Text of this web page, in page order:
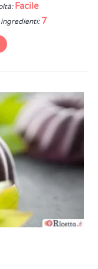
Facile
ingredienti: 7